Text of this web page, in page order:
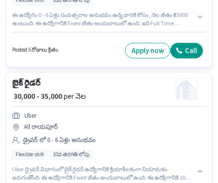
ఈ ఉద్యోగం 0 - 6 ఏళ్లు సంవత్సరాల అనుభవం ఉన్న వారికి కోసం, నెల జీతం ₹35000
ఉంటుంది. ఈ ఉద్యోగానికి Fixed జీతం అందుబాటులో ఉంది. ఇది Full Time
అభ్యర్థులు ఈ ఉద్యోగానికి అప్లై చేసుకోవచ్చు.
Posted 5 రోజులు క్రితం Apply now Call
బైక్ రైడర్
₹ 30,000 - 35,000per నెల
Uber
All రాయపూర్
డ్రైవర్ లో 0 - 6 ఏళ్లు అనుభవం
Flexible shift 10వ తరగతి లోపు
Uber డ్రైవర్ విభాగంలో బైక్ రైడర్ ఉద్యోగానికి క్రియాశీలకంగా నియామకం
జరుగుతోంది. ఈ ఉద్యోగానికి Fixed జీతం అందుబాటులో ఉంది. ఈ ఉద్యోగానికి 10వ